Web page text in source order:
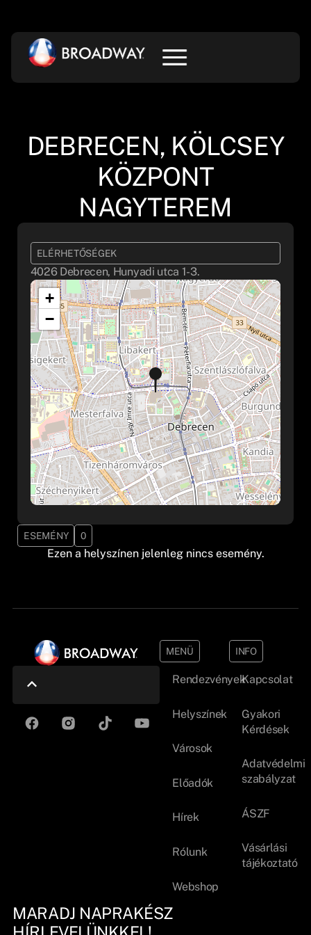
DEBRECEN, KÖLCSEY
KÖZPONT
NAGYTEREM
ELÉRHETŐSÉGEK
4026 Debrecen, Hunyadi utca 1-3.
+
−
ESEMÉNY 0
Ezen a helyszínen jelenleg nincs esemény.
MENÜ
Rendezvények
Helyszínek
Városok
Előadók
Hírek
Rólunk
Webshop
INFO
Kapcsolat
Gyakori
Kérdések
Adatvédelmi
szabályzat
ÁSZF
Vásárlási
tájékoztató
MARADJ NAPRAKÉSZ